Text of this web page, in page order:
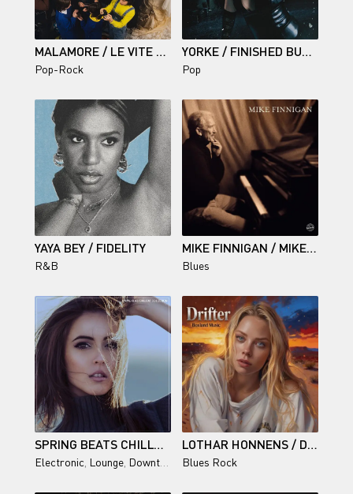
MALAMORE / LE VITE DEGLI ALTRI
Pop-Rock
YORKE / FINISHED BUSINESS
Pop
YAYA BEY / FIDELITY
R&B
MIKE FINNIGAN / MIKE FINNIGAN
Blues
SPRING BEATS CHILLOUT COLLECTION
Electronic Lounge Downtempo ,Chillout
LOTHAR HONNENS / DRIFTER
Blues Rock